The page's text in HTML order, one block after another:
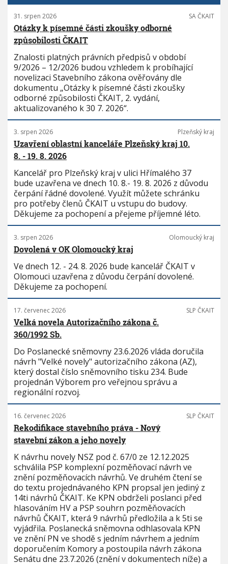
31. srpen 2026 SA ČKAIT
Otázky k písemné části zkoušky odborné
způsobilosti ČKAIT
Znalosti platných právních předpisů v období
9/2026 – 12/2026 budou vzhledem k probíhající
novelizaci Stavebního zákona ověřovány dle
dokumentu „Otázky k písemné části zkoušky
odborné způsobilosti ČKAIT, 2. vydání,
aktualizovaného k 30 7. 2026“.
3. srpen 2026 Plzeňský kraj
Uzavření oblastní kanceláře Plzeňský kraj 10.
8. - 19. 8. 2026
Kancelář pro Plzeňský kraj v ulici Hřímalého 37
bude uzavřena ve dnech 10. 8.- 19. 8. 2026 z důvodu
čerpání řádné dovolené. Využít můžete schránku
pro potřeby členů ČKAIT u vstupu do budovy.
Děkujeme za pochopení a přejeme příjemné léto.
3. srpen 2026 Olomoucký kraj
Dovolená v OK Olomoucký kraj
Ve dnech 12. - 24. 8. 2026 bude kancelář ČKAIT v
Olomouci uzavřena z důvodu čerpání dovolené.
Děkujeme za pochopení.
17. červenec 2026 SLP ČKAIT
Velká novela Autorizačního zákona č.
360/1992 Sb.
Do Poslanecké sněmovny 23.6.2026 vláda doručila
návrh "Velké novely" autorizačního zákona (AZ),
který dostal číslo sněmovního tisku 234. Bude
projednán Výborem pro veřejnou správu a
regionální rozvoj.
16. červenec 2026 SLP ČKAIT
Rekodifikace stavebního práva - Nový
stavební zákon a jeho novely
K návrhu novely NSZ pod č. 67/0 ze 12.12.2025
schválila PSP komplexní pozměňovací návrh ve
znění pozměňovacích návrhů. Ve druhém čtení se
do textu projednávaného KPN propsal jen jediný z
14ti návrhů ČKAIT. Ke KPN obdrželi poslanci před
hlasováním HV a PSP souhrn pozměňovacích
návrhů ČKAIT, která 9 návrhů předložila a k 5ti se
vyjádřila. Poslanecká sněmovna odhlasovala KPN
ve znění PN ve shodě s jedním návrhem a jedním
doporučením Komory a postoupila návrh zákona
Senátu dne 23.7.2026 (znění v dokumentech níže) a